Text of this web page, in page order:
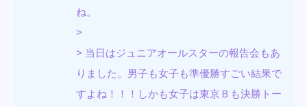
ね。
>
> 当日はジュニアオールスターの報告会もあ
りました。男子も女子も準優勝すごい結果で
すよね！！！しかも女子は東京Ｂも決勝トー